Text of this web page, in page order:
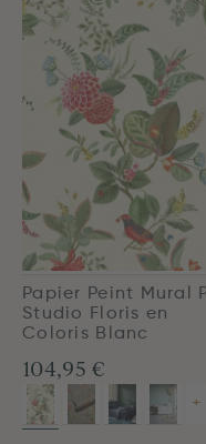
Papier Peint Mural
Studio Floris en
Coloris Blanc
104,95 €
+